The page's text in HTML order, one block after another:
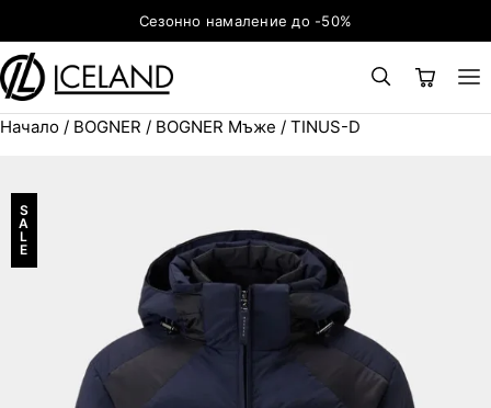
Към съдържаниетоСезонно намаление до -50%
Начало / BOGNER / BOGNER Мъже / TINUS-D
S
A
L
E